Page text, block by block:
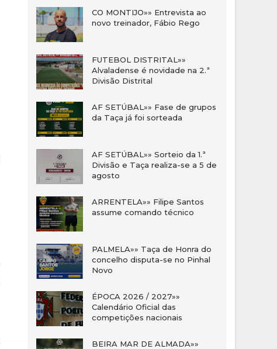
CO MONTIJO»» Entrevista ao
novo treinador, Fábio Rego
FUTEBOL DISTRITAL»»
Alvaladense é novidade na 2.ª
Divisão Distrital
AF SETÚBAL»» Fase de grupos
da Taça já foi sorteada
AF SETÚBAL»» Sorteio da 1.ª
Divisão e Taça realiza-se a 5 de
agosto
ARRENTELA»» Filipe Santos
assume comando técnico
PALMELA»» Taça de Honra do
concelho disputa-se no Pinhal
Novo
ÉPOCA 2026 / 2027»»
Calendário Oficial das
competições nacionais
BEIRA MAR DE ALMADA»»